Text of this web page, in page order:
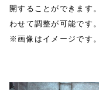
開することができます
わせて調整が可能です。
※画像はイメージです。